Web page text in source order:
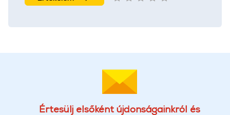
Értesülj elsőként újdonságainkról és